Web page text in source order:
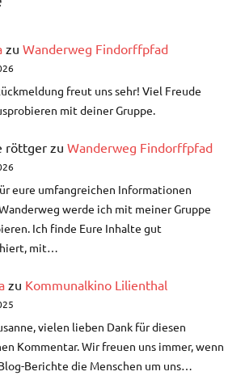
zu Wanderweg Findorffpfad
freut uns sehr! Viel Freude
mit deiner Gruppe.
röttger zu Wanderweg Findorffpfad
eure umfangreichen Informationen
werde ich mit meiner Gruppe
Ich finde Eure Inhalte gut
mit…
zu Kommunalkino Lilienthal
vielen lieben Dank für diesen
Kommentar. Wir freuen uns immer, wenn
Berichte die Menschen um uns…